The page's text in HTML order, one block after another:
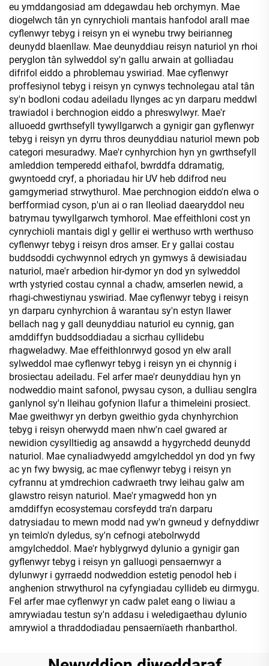
eu ymddangosiad am ddegawdau heb orchymyn. Mae
diogelwch tân yn cynrychioli mantais hanfodol arall mae
cyflenwyr tebyg i reisyn yn ei wynebu trwy beirianneg
deunydd blaenllaw. Mae deunyddiau reisyn naturiol yn rhoi
peryglon tân sylweddol sy'n gallu arwain at golliadau
difrifol eiddo a phroblemau yswiriad. Mae cyflenwyr
proffesiynol tebyg i reisyn yn cynwys technolegau atal tân
sy'n bodloni codau adeiladu llynges ac yn darparu meddwl
trawiadol i berchnogion eiddo a phreswylwyr. Mae'r
alluoedd gwrthsefyll tywyllgarwch a gynigir gan gyflenwyr
tebyg i reisyn yn dyrru thros deunyddiau naturiol mewn pob
categori mesuradwy. Mae'r cynhyrchion hyn yn gwrthsefyll
amleddion temperedd eithafol, bwrddfa ddramatig,
gwyntoedd cryf, a phoriadau hir UV heb ddifrod neu
gamgymeriad strwythurol. Mae perchnogion eiddo'n elwa o
berfformiad cyson, p'un ai o ran lleoliad daearyddol neu
batrymau tywyllgarwch tymhorol. Mae effeithloni cost yn
cynrychioli mantais digl y gellir ei werthuso wrth werthuso
cyflenwyr tebyg i reisyn dros amser. Er y gallai costau
buddsoddi cychwynnol edrych yn gymwys â dewisiadau
naturiol, mae'r arbedion hir-dymor yn dod yn sylweddol
wrth ystyried costau cynnal a chadw, amserlen newid, a
rhagi-chwestiynau yswiriad. Mae cyflenwyr tebyg i reisyn
yn darparu cynhyrchion â warantau sy'n estyn llawer
bellach nag y gall deunyddiau naturiol eu cynnig, gan
amddiffyn buddsoddiadau a sicrhau cyllidebu
rhagweladwy. Mae effeithlonrwyd gosod yn elw arall
sylweddol mae cyflenwyr tebyg i reisyn yn ei chynnig i
brosiectau adeiladu. Fel arfer mae'r deunyddiau hyn yn
nodweddio maint safonol, pwysau cyson, a dulliau senglra
ganlynol sy'n lleihau gofynion llafur a thimeleini prosiect.
Mae gweithwyr yn derbyn gweithio gyda chynhyrchion
tebyg i reisyn oherwydd maen nhw'n cael gwared ar
newidion cysylltiedig ag ansawdd a hygyrchedd deunydd
naturiol. Mae cynaliadwyedd amgylcheddol yn dod yn fwy
ac yn fwy bwysig, ac mae cyflenwyr tebyg i reisyn yn
cyfrannu at ymdrechion cadwraeth trwy leihau galw am
glawstro reisyn naturiol. Mae'r ymagwedd hon yn
amddiffyn ecosystemau corsfeydd tra'n darparu
datrysiadau to mewn modd nad yw'n gwneud y defnyddiwr
yn teimlo'n dyledus, sy'n cefnogi atebolrwydd
amgylcheddol. Mae'r hyblygrwyd dylunio a gynigir gan
gyflenwyr tebyg i reisyn yn galluogi pensaernwyr a
dylunwyr i gyrraedd nodweddion estetig penodol heb i
anghenion strwythurol na cyfyngiadau cyllideb eu dirmygu.
Fel arfer mae cyflenwyr yn cadw palet eang o liwiau a
amrywiadau testun sy'n addasu i weledigaethau dylunio
amrywiol a thraddodiadau pensaernïaeth rhanbarthol.